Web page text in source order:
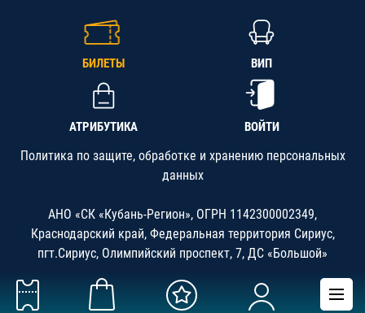
БИЛЕТЫ ВИП
АТРИБУТИКА ВОЙТИ
Политика по защите, обработке и хранению персональных
данных
АНО «СК «Кубань-Регион», ОГРН 1142300002349,
Краснодарский край, Федеральная территория Сириус,
пгт.Сириус, Олимпийский проспект, 7, ДС «Большой»